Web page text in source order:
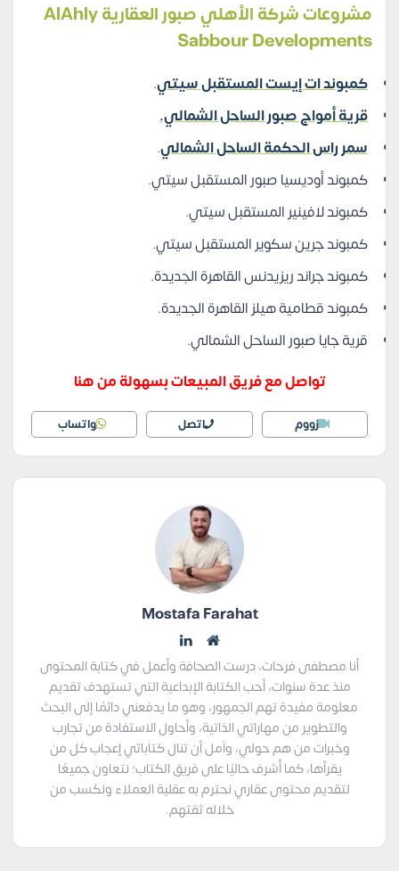
مشروعات شركة الأهلي صبور العقارية AlAhly
Sabbour Developments
كمبوند ات إيست المستقبل سيتي.
قرية أمواج صبور الساحل الشمالي.
سمر راس الحكمة الساحل الشمالي.
كمبوند أوديسيا صبور المستقبل سيتي.
كمبوند لافينير المستقبل سيتي.
كمبوند جرين سكوير المستقبل سيتي.
كمبوند جراند ريزيدنس القاهرة الجديدة.
كمبوند قطامية هيلز القاهرة الجديدة.
قرية جايا صبور الساحل الشمالي.
تواصل مع فريق المبيعات بسهولة من هنا
زووم اتصل واتساب
Mostafa Farahat
أنا مصطفى فرحات، درست الصحافة وأعمل في كتابة المحتوى
منذ عدة سنوات، أحب الكتابة الإبداعية التي تستهدف تقديم
معلومة مفيدة تهم الجمهور، وهو ما يدفعني دائمًا إلى البحث
والتطوير من مهاراتي الذاتية، وأحاول الاستفادة من تجارب
وخبرات من هم حولي، وآمل أن تنال كتاباتي إعجاب كل من
يقرأها، كما أُشرف حاليًا على فريق الكتاب؛ نتعاون جميعًا
لتقديم محتوى عقاري نحترم به عقلية العملاء ونكسب من
خلاله ثقتهم.